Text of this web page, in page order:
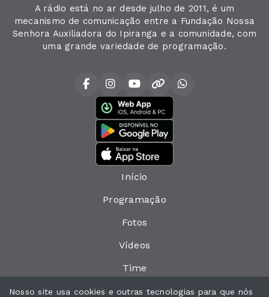
A rádio está no ar desde julho de 2011, é um
mecanismo de comunicação entre a Fundação Nossa
Senhora Auxiliadora do Ipiranga e a comunidade, com
uma grande variedade de programação.
Início
Programação
Fotos
Vídeos
Time
Política de privacidade
Nosso site usa cookies e outras tecnologias para que nós